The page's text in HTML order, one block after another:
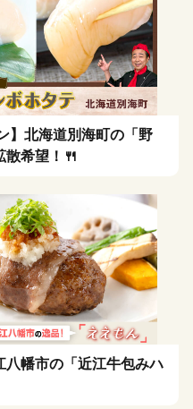
】北海道別海町の「野
散希望！🍴
八幡市の「近江牛包みハ